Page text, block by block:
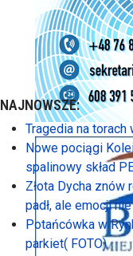
NAJNOWSZE:
Tragedia na
Nowe pociągi
spalinowy skład
Złota Dycha znów
padł, ale emocji
Potańcówka w
parkiet( FOTO)